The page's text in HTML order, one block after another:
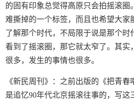
的固有印象总觉得高原只会拍摇滚圈
难撕掉的一个标签，而且也希望大家
了解那个时代，不局限于说是那个时
看到了摇滚圈，那它就太窄了。其实
很多，发生的事情也很多。
《新民周刊》：之前出版的《把青春
是追忆90年代北京摇滚往事的，写这